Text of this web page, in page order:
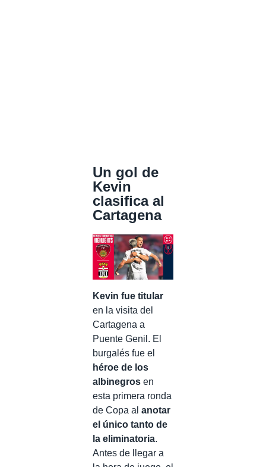
Un gol de
Kevin
clasifica al
Cartagena
Kevin fue titular
en la visita del
Cartagena a
Puente Genil. El
burgalés fue el
héroe de los
albinegros en
esta primera ronda
de Copa al anotar
el único tanto de
la eliminatoria.
Antes de llegar a